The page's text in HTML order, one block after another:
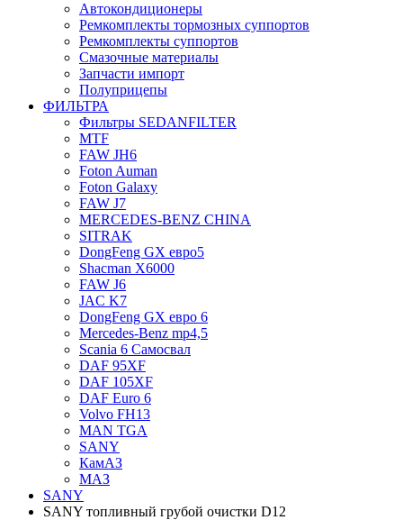
Автокондиционеры
Ремкомплекты тормозных суппортов
Ремкомплекты суппортов
Смазочные материалы
Запчасти импорт
Полуприцепы
ФИЛЬТРА
Фильтры SEDANFILTER
MTF
FAW JH6
Foton Auman
Foton Galaxy
FAW J7
MERCEDES-BENZ CHINA
SITRAK
DongFeng GX евро5
Shacman X6000
FAW J6
JAC K7
DongFeng GX евро 6
Mercedes-Benz mp4,5
Scania 6 Самосвал
DAF 95XF
DAF 105XF
DAF Euro 6
Volvo FH13
MAN TGA
SANY
КамАЗ
МАЗ
SANY
SANY топливный грубой очистки D12